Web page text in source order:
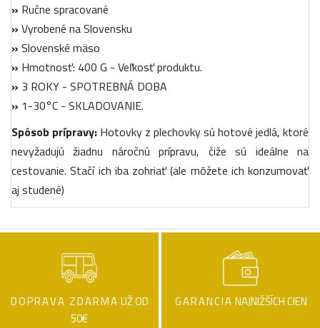
» Ručne spracované
» Vyrobené na Slovensku
» Slovenské mäso
» Hmotnosť: 400 G - Veľkosť produktu.
» 3 ROKY - SPOTREBNÁ DOBA
» 1-30°C - SKLADOVANIE.
Spôsob prípravy: Hotovky z plechovky sú hotové jedlá, ktoré
nevyžadujú žiadnu náročnú prípravu, čiže sú ideálne na
cestovanie. Stačí ich iba zohriať (ale môžete ich konzumovať
aj studené)
DOPRAVA ZDARMA UŽ OD
50€
GARANCIA NAJNIŽŠÍCH CIEN